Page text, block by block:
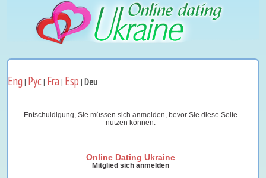
Eng | Рус| Fra| Esp |Deu
Entschuldigung, Sie müssen sich anmelden, bevor Sie diese Seite
nutzen können.
Online Dating Ukraine
Mitglied sich anmelden